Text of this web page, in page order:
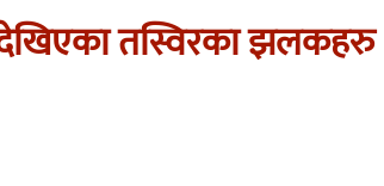
तस्विरका झलकहरु